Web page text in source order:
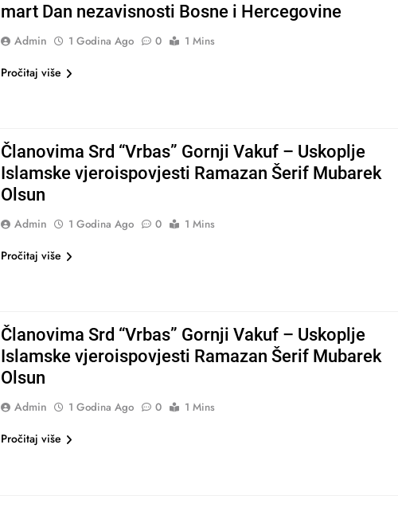
mart Dan nezavisnosti Bosne i Hercegovine
Admin 1 Godina Ago 0 1 Mins
Pročitaj više
Članovima Srd “Vrbas” Gornji Vakuf – Uskoplje
Islamske vjeroispovjesti Ramazan Šerif Mubarek
Olsun
Admin 1 Godina Ago 0 1 Mins
Pročitaj više
Članovima Srd “Vrbas” Gornji Vakuf – Uskoplje
Islamske vjeroispovjesti Ramazan Šerif Mubarek
Olsun
Admin 1 Godina Ago 0 1 Mins
Pročitaj više